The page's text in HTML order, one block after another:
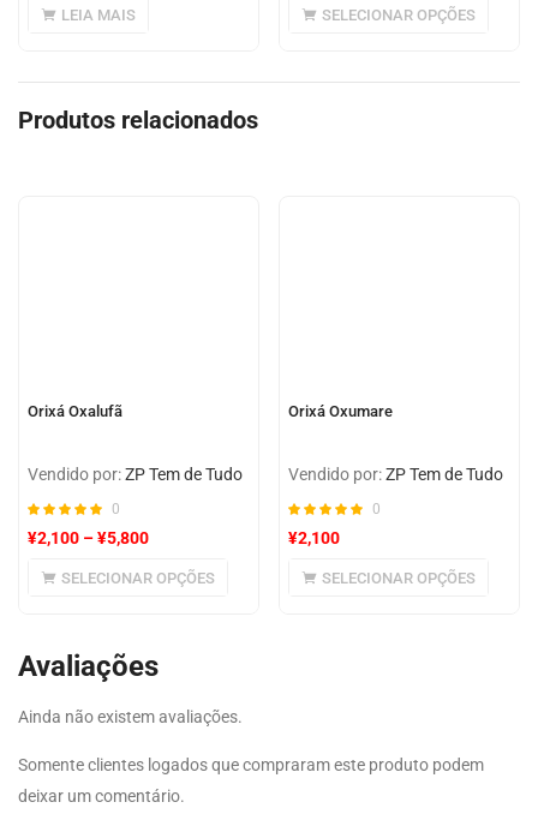
LEIA MAIS SELECIONAR OPÇÕES
Produtos relacionados
Orixá Oxalufã
Vendido por:ZP Tem de Tudo
0
¥2,100 –¥5,800
SELECIONAR OPÇÕES
Orixá Oxumare
Vendido por:ZP Tem de Tudo
0
¥2,100
SELECIONAR OPÇÕES
Avaliações
Ainda não existem avaliações.
Somente clientes logados que compraram este produto podem
deixar um comentário.